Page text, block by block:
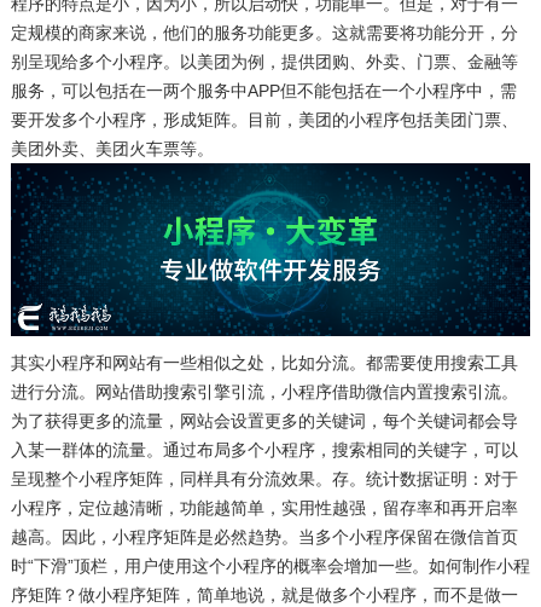
定规模的商家来说，他们的服务功能更多。这就需要将功能分开，分
别呈现给多个小程序。以美团为例，提供团购、外卖、门票、金融等
服务，可以包括在一两个服务中APP但不能包括在一个小程序中，需
要开发多个小程序，形成矩阵。目前，美团的小程序包括美团门票、
美团外卖、美团火车票等。
其实小程序和网站有一些相似之处，比如分流。都需要使用搜索工具
进行分流。网站借助搜索引擎引流，小程序借助微信内置搜索引流。
为了获得更多的流量，网站会设置更多的关键词，每个关键词都会导
入某一群体的流量。通过布局多个小程序，搜索相同的关键字，可以
呈现整个小程序矩阵，同样具有分流效果。存。统计数据证明：对于
小程序，定位越清晰，功能越简单，实用性越强，留存率和再开启率
越高。因此，小程序矩阵是必然趋势。当多个小程序保留在微信首页
时“下滑”顶栏，用户使用这个小程序的概率会增加一些。如何制作小程
序矩阵？做小程序矩阵，简单地说，就是做多个小程序，而不是做一